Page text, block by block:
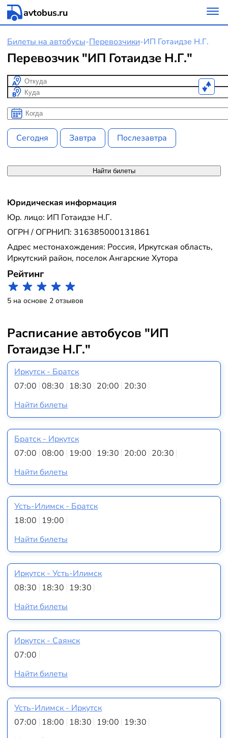
avtobus.ru
Билеты на автобусы-Перевозчики-ИП Готаидзе Н.Г.
Перевозчик "ИП Готаидзе Н.Г."
Откуда
Куда
Когда
Когда
Сегодня Завтра Послезавтра
Найти билеты
Юридическая информация
Юр. лицо: ИП Готаидзе Н.Г.
ОГРН / ОГРНИП: 316385000131861
Адрес местонахождения: Россия, Иркутская область,
Иркутский район, поселок Ангарские Хутора
Рейтинг
5 на основе 2 отзывов
Расписание автобусов "ИП
Готаидзе Н.Г."
Иркутск - Братск
07:00 08:30 18:30 20:00 20:30
Найти билеты
Братск - Иркутск
07:00 08:00 19:00 19:30 20:00 20:30
Найти билеты
Усть-Илимск - Братск
18:00 19:00
Найти билеты
Иркутск - Усть-Илимск
08:30 18:30 19:30
Найти билеты
Иркутск - Саянск
07:00
Найти билеты
Усть-Илимск - Иркутск
07:00 18:00 18:30 19:00 19:30